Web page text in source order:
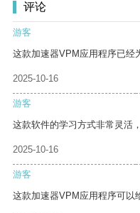
评论
游客
这款加速器VPM应用程序已经
2025-10-16
游客
这款软件的学习方式非常灵活
2025-10-16
游客
这款加速器VPM应用程序可以